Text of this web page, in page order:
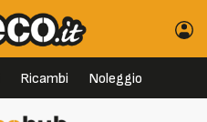
Ricambi Noleggio